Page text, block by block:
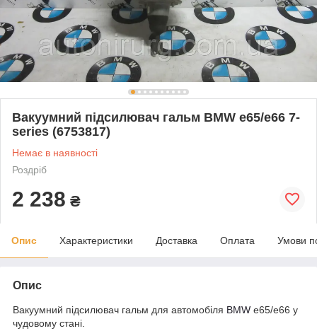
Вакуумний підсилювач гальм BMW e65/e66 7-
series (6753817)
Немає в наявності
Роздріб
2 238 ₴
Опис Характеристики Доставка Оплата Умови
Опис
Вакуумний підсилювач гальм для автомобіля BMW e65/e66 у
чудовому стані.